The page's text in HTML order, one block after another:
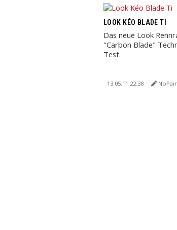
LOOK KÉO BLADE TI
Das neue Look
"Carbon Blade"
Test.
13.05.11 22:38 NoPain